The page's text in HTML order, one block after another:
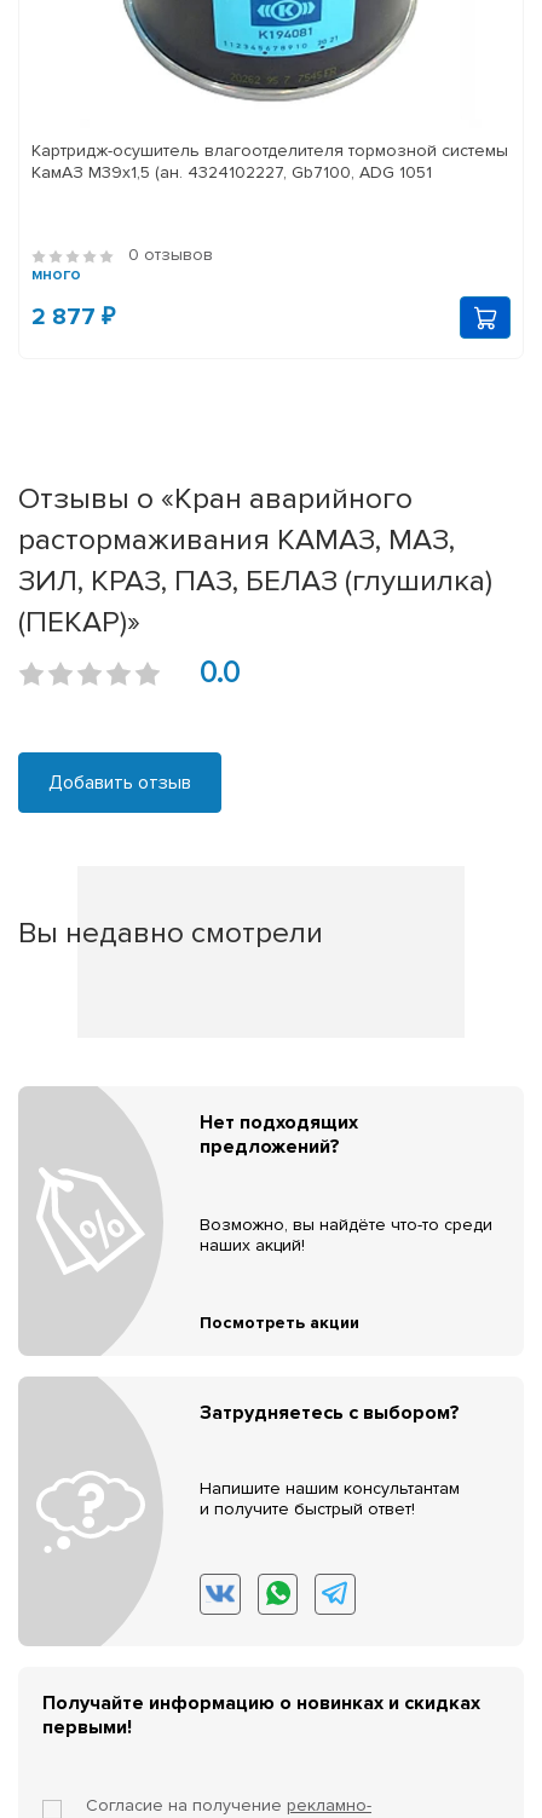
Картридж-осушитель влагоотделителя тормозной системы
КамАЗ M39x1,5 (ан. 4324102227, Gb7100, ADG 1051
0 отзывов
много
2 877 ₽
Отзывы о «Кран аварийного
растормаживания КАМАЗ, МАЗ,
ЗИЛ, КРАЗ, ПАЗ, БЕЛАЗ (глушилка)
(ПЕКАР)»
0.0
Добавить отзыв
Вы недавно смотрели
Нет подходящих
предложений?
Возможно, вы найдёте что-то среди
наших акций!
Посмотреть акции
Затрудняетесь с выбором?
Напишите нашим консультантам
и получите быстрый ответ!
Получайте информацию о новинках и скидках
первыми!
Согласие на получение рекламно-